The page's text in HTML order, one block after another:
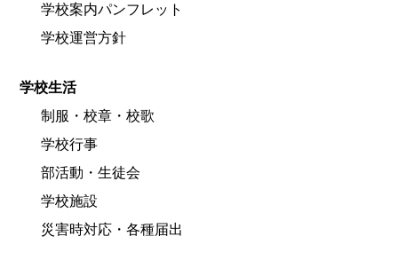
学校案内パンフレット
学校運営方針
学校生活
制服・校章・校歌
学校行事
部活動・生徒会
学校施設
災害時対応・各種届出